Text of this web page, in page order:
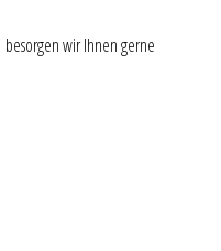
besorgen wir Ihnen gerne